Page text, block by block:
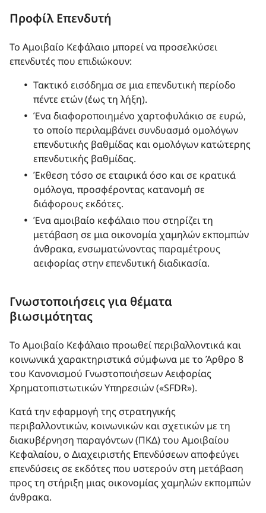
Προφίλ Επενδυτή
Το Αμοιβαίο Κεφάλαιο μπορεί να προσελκύσει
επενδυτές που επιδιώκουν:
Τακτικό εισόδημα σε μια επενδυτική περίοδο
πέντε ετών (έως τη λήξη).
Ένα διαφοροποιημένο χαρτοφυλάκιο σε ευρώ,
το οποίο περιλαμβάνει συνδυασμό ομολόγων
επενδυτικής βαθμίδας και ομολόγων κατώτερης
επενδυτικής βαθμίδας.
Έκθεση τόσο σε εταιρικά όσο και σε κρατικά
ομόλογα, προσφέροντας κατανομή σε
διάφορους εκδότες.
Ένα αμοιβαίο κεφάλαιο που στηρίζει τη
μετάβαση σε μια οικονομία χαμηλών εκπομπών
άνθρακα, ενσωματώνοντας παραμέτρους
αειφορίας στην επενδυτική διαδικασία.
Γνωστοποιήσεις για θέματα
βιωσιμότητας
Το Αμοιβαίο Κεφάλαιο προωθεί περιβαλλοντικά και
κοινωνικά χαρακτηριστικά σύμφωνα με το Άρθρο 8
του Κανονισμού Γνωστοποιήσεων Αειφορίας
Χρηματοπιστωτικών Υπηρεσιών («SFDR»).
Κατά την εφαρμογή της στρατηγικής
περιβαλλοντικών, κοινωνικών και σχετικών με τη
διακυβέρνηση παραγόντων (ΠΚΔ) του Αμοιβαίου
Κεφαλαίου, ο Διαχειριστής Επενδύσεων αποφεύγει
επενδύσεις σε εκδότες που υστερούν στη μετάβαση
προς τη στήριξη μιας οικονομίας χαμηλών εκπομπών
άνθρακα.